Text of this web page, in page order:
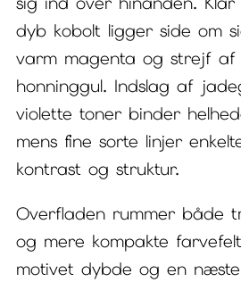
dyb kobolt ligger side om
varm magenta og strejf
honninggul. Indslag af
violette toner binder
mens fine sorte linjer
kontrast og struktur.
Overfladen rummer både
og mere kompakte
motivet dybde og en